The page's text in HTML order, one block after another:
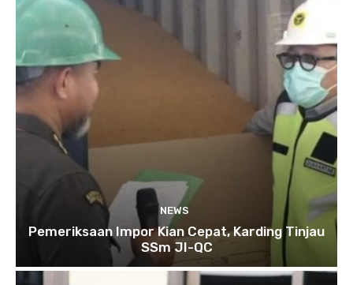
NEWS
Pemeriksaan Impor Kian Cepat, Karding Tinjau
SSm JI-QC